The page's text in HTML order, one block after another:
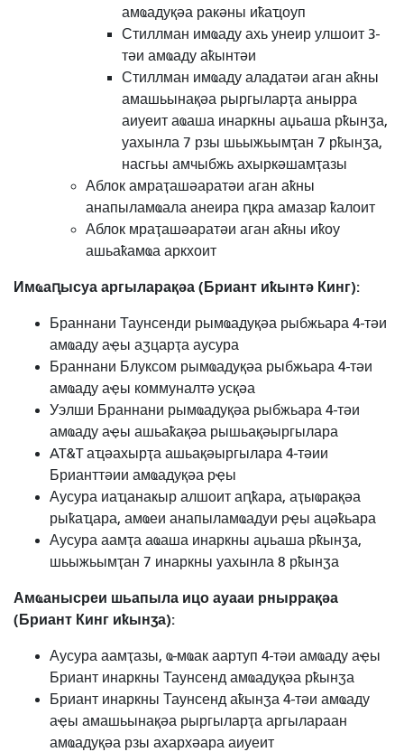
амҩадуқәа ракәны иҟаҵоуп
Стиллман имҩаду ахь унеир улшоит 3-
тәи амҩаду аҟынтәи
Стиллман имҩаду аладатәи аган аҟны
амашьынақәа рыргыларҭа анырра
аиуеит аҩаша инаркны аџьаша рҟынӡа,
уахынла 7 рзы шьыжьымҭан 7 рҟынӡа,
насгьы амчыбжь ахыркәшамҭазы
Аблок амраҭашәаратәи аган аҟны
анапыламҩала анеира ԥкра амазар ҟалоит
Аблок мраҭашәаратәи аган аҟны иҟоу
ашьаҟамҩа аркхоит
Имҩаԥысуа аргыларақәа (Бриант иҟынтә Кинг):
Браннани Таунсенди рымҩадуқәа рыбжьара 4-тәи
амҩаду аҿы аӡцарҭа аусура
Браннани Блуксом рымҩадуқәа рыбжьара 4-тәи
амҩаду аҿы коммуналтә усқәа
Уэлши Браннани рымҩадуқәа рыбжьара 4-тәи
амҩаду аҿы ашьаҟақәа рышьақәыргылара
AT&T аҵәахырҭа ашьақәыргылара 4-тәии
Брианттәии амҩадуқәа рҿы
Аусура иаҵанакыр алшоит аԥҟара, аҭыҩрақәа
рыҟаҵара, амҩеи анапыламҩадуи рҿы ацәҟьара
Аусура аамҭа аҩаша инаркны аџьаша рҟынӡа,
шьыжьымҭан 7 инаркны уахынла 8 рҟынӡа
Амҩанысреи шьапыла ицо ауааи рныррақәа
(Бриант Кинг иҟынӡа):
Аусура аамҭазы, ҩ-мҩак аартуп 4-тәи амҩаду аҿы
Бриант инаркны Таунсенд амҩадуқәа рҟынӡа
Бриант инаркны Таунсенд аҟынӡа 4-тәи амҩаду
аҿы амашьынақәа рыргыларҭа аргылараан
амҩадуқәа рзы ахархәара аиуеит